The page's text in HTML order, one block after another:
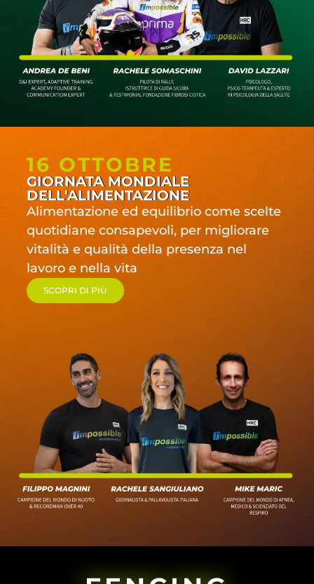
16 OTTOBRE
GIORNATA MONDIALE
DELL'ALIMENTAZIONE
Alimentazione ed equilibrio come scelte
quotidiane consapevoli, per migliorare
vitalità e qualità della presenza nel
lavoro e nella vita
SCOPRI DI PIÙ